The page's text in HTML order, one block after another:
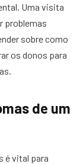
Uma visita
problemas
sobre como
os donos para
de um
é vital para